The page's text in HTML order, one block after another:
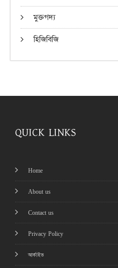
মুক্তগদ্য
হিজিবিজি
QUICK LINKS
Home
About us
Contact us
Privacy Policy
আর্কাইভ